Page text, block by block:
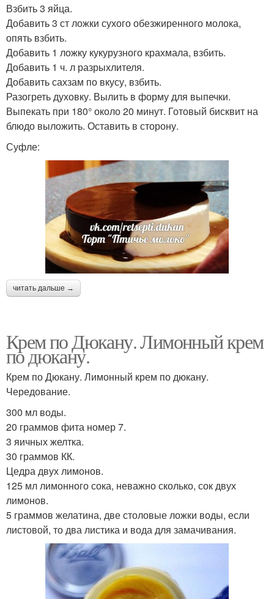
Взбить 3 яйца.
Добавить 3 ст ложки сухого обезжиренного молока,
опять взбить.
Добавить 1 ложку кукурузного крахмала, взбить.
Добавить 1 ч. л разрыхлителя.
Добавить сахзам по вкусу, взбить.
Разогреть духовку. Вылить в форму для выпечки.
Выпекать при 180° около 20 минут. Готовый бисквит на
блюдо выложить. Оставить в сторону.
Суфле:
читать дальше →
Крем по Дюкану. Лимонный крем
по дюкану.
Крем по Дюкану. Лимонный крем по дюкану.
Чередование.
300 мл воды.
20 граммов фита номер 7.
3 яичных желтка.
30 граммов КК.
Цедра двух лимонов.
125 мл лимонного сока, неважно сколько, сок двух
лимонов.
5 граммов желатина, две столовые ложки воды, если
листовой, то два листика и вода для замачивания.